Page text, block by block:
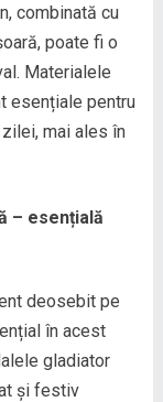
combinată cu
poate fi o
Materialele
esențiale pentru
mai ales în
– esențială
deosebit pe
în acest
gladiator
și festiv